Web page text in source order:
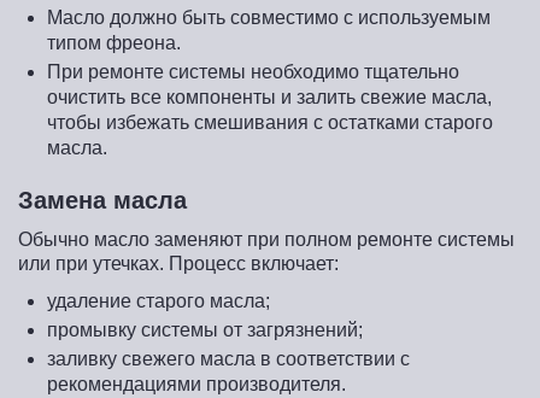
Масло должно быть совместимо с используемым
типом фреона.
При ремонте системы необходимо тщательно
очистить все компоненты и залить свежие масла,
чтобы избежать смешивания с остатками старого
масла.
Замена масла
Обычно масло заменяют при полном ремонте системы
или при утечках. Процесс включает:
удаление старого масла;
промывку системы от загрязнений;
заливку свежего масла в соответствии с
рекомендациями производителя.